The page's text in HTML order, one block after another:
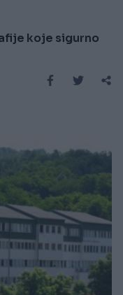
koje sigurno